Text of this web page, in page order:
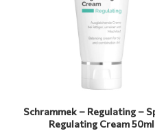
Schrammek – Regulating –
Regulating Cream 50ml